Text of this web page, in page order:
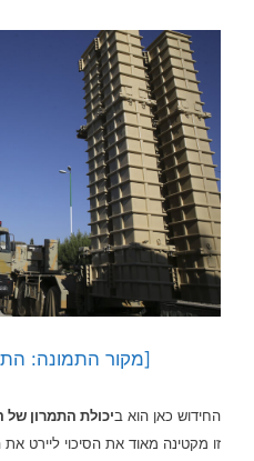
[מקור התמונה:
החידוש כאן הוא ביכולת התמרון
זו מקטינה מאוד את הסיכוי ליירט